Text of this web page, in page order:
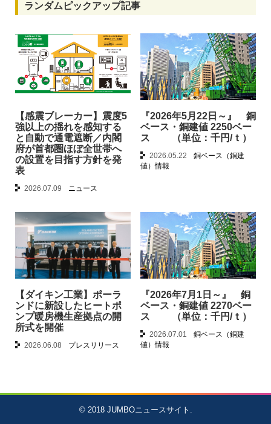
ランダムピックアップ記事
【感震ブレーカー】震度5
強以上の揺れを感知する
と自動で通電遮断／内閣
府が首都圏ほぼ全世帯へ
の設置を目指す方針を発
表
2026.07.09 ニュース
『2026年5月22日～』 銅
ベース・銅建値 2250ベー
ス （単位：千円/ｔ）
2026.05.22
銅ベース（銅建
値）情報
【ダイキン工業】ポーラ
ンドに新設したヒートポ
ンプ暖房機生産拠点の開
所式を開催
2026.06.08 プレスリリース
『2026年7月1日～』 銅
ベース・銅建値 2270ベー
ス （単位：千円/ｔ）
2026.07.01
銅ベース（銅建
値）情報
© 2018 JUMBOニュースサイト .